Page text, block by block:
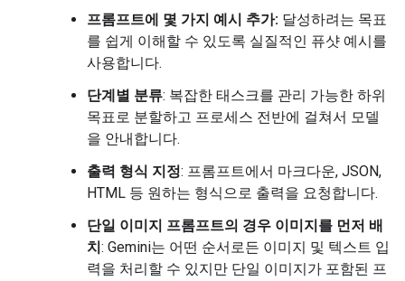
프롬프트에 몇 가지 예시 추가: 달성하려는 목표
를 쉽게 이해할 수 있도록 실질적인 퓨샷 예시를
사용합니다.
단계별 분류: 복잡한 태스크를 관리 가능한 하위
목표로 분할하고 프로세스 전반에 걸쳐서 모델
을 안내합니다.
출력 형식 지정: 프롬프트에서 마크다운, JSON,
HTML 등 원하는 형식으로 출력을 요청합니다.
단일 이미지 프롬프트의 경우 이미지를 먼저 배
치: Gemini는 어떤 순서로든 이미지 및 텍스트 입
력을 처리할 수 있지만 단일 이미지가 포함된 프